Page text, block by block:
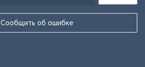
Сообщить об ошибке